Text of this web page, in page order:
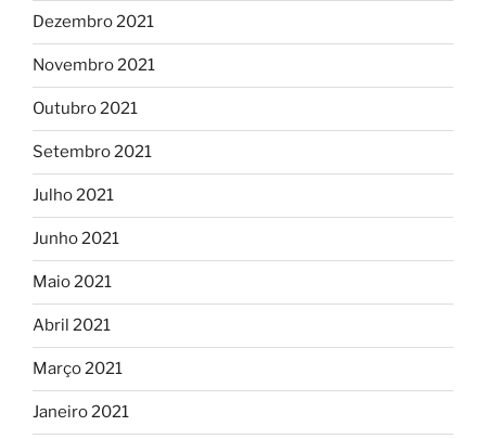
Dezembro 2021
Novembro 2021
Outubro 2021
Setembro 2021
Julho 2021
Junho 2021
Maio 2021
Abril 2021
Março 2021
Janeiro 2021